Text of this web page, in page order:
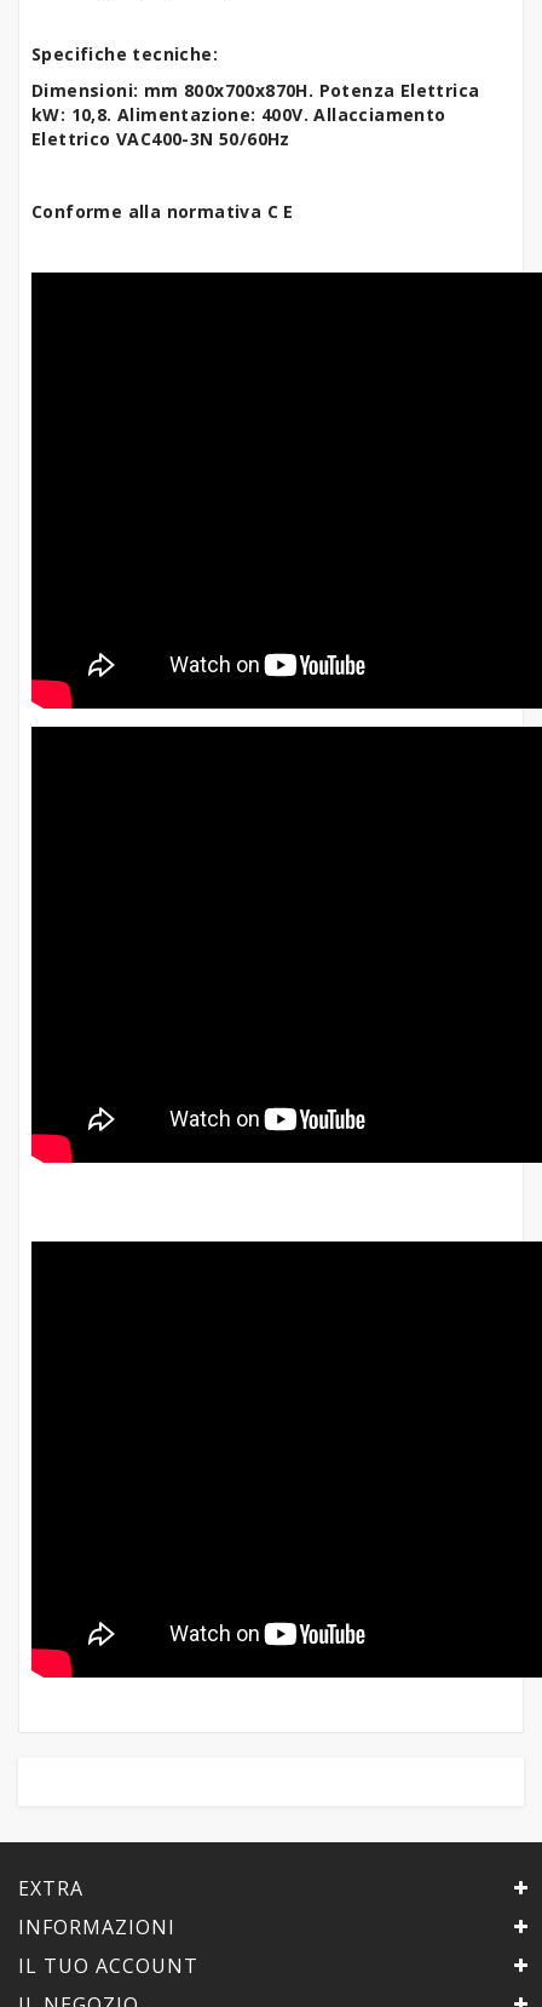
Specifiche tecniche:
Dimensioni: mm 800x700x870H. Potenza Elettrica
kW: 10,8. Alimentazione: 400V. Allacciamento
Elettrico VAC400-3N 50/60Hz
Conforme alla normativa C E
EXTRA
INFORMAZIONI
IL TUO ACCOUNT